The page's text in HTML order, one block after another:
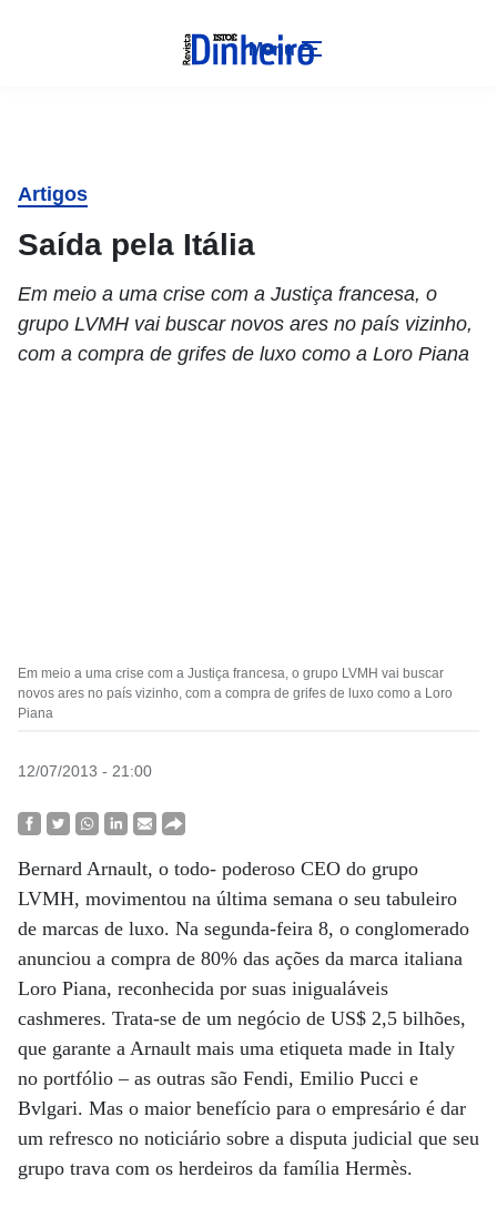
Menu
Artigos
Saída pela Itália
Em meio a uma crise com a Justiça francesa, o
grupo LVMH vai buscar novos ares no país vizinho,
com a compra de grifes de luxo como a Loro Piana
Em meio a uma crise com a Justiça francesa, o grupo LVMH vai buscar
novos ares no país vizinho, com a compra de grifes de luxo como a Loro
Piana
12/07/2013 - 21:00
Bernard Arnault, o todo- poderoso CEO do grupo
LVMH, movimentou na última semana o seu tabuleiro
de marcas de luxo. Na segunda-feira 8, o conglomerado
anunciou a compra de 80% das ações da marca italiana
Loro Piana, reconhecida por suas inigualáveis
cashmeres. Trata-se de um negócio de US$ 2,5 bilhões,
que garante a Arnault mais uma etiqueta made in Italy
no portfólio – as outras são Fendi, Emilio Pucci e
Bvlgari. Mas o maior benefício para o empresário é dar
um refresco no noticiário sobre a disputa judicial que seu
grupo trava com os herdeiros da família Hermès.